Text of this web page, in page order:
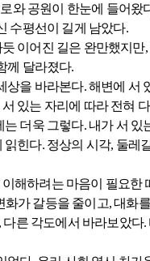
와 공원이 한눈에 들어
수평선이 길게 남았다.
이어진 길은 완만했지
께 달라졌다.
을 바라본다. 해변에
있는 자리에 따라 전혀
더욱 그렇다. 내가 서
힌다. 정상의 시각, 둘
해하려는 마음이 필요
가 갈등을 줄이고, 대화
른 각도에서 바라보았